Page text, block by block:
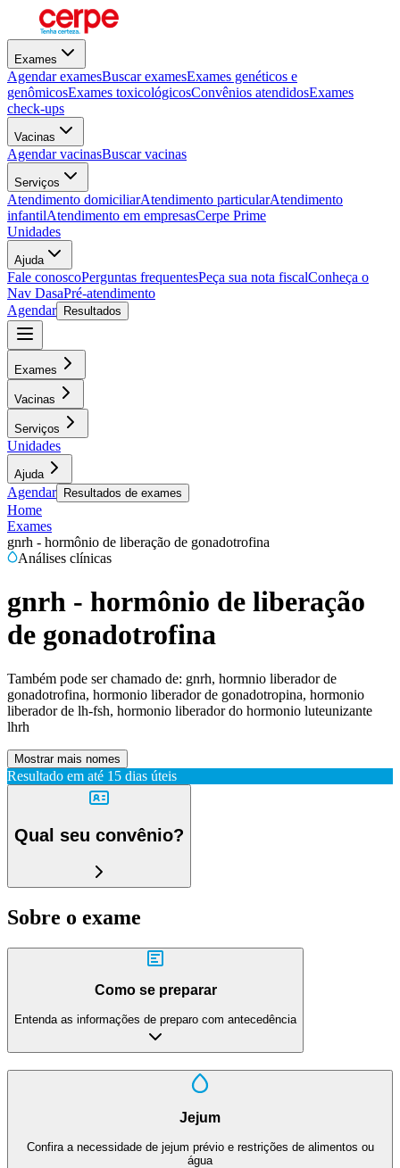
Exames
Agendar examesBuscar examesExames genéticos e
genômicosExames toxicológicosConvênios atendidosExames
check-ups
Vacinas
Agendar vacinasBuscar vacinas
Serviços
Atendimento domiciliarAtendimento particularAtendimento
infantilAtendimento em empresasCerpe Prime
Unidades
Ajuda
Fale conoscoPerguntas frequentesPeça sua nota fiscalConheça o
Nav DasaPré-atendimento
Agendar
Resultados
Exames
Vacinas
Serviços
Unidades
Ajuda
Agendar Resultados de exames
Home
Exames
gnrh - hormônio de liberação de gonadotrofina
Análises clínicas
gnrh - hormônio de liberação
de gonadotrofina
Também pode ser chamado de: gnrh, hormnio liberador de
gonadotrofina, hormonio liberador de gonadotropina, hormonio
liberador de lh-fsh, hormonio liberador do hormonio luteunizante
lhrh
Mostrar mais nomes
Resultado em até 15 dias úteis
Qual seu convênio?
Sobre o exame
Como se preparar
Entenda as informações de preparo com antecedência
Jejum
Confira a necessidade de jejum prévio e restrições de alimentos ou
água